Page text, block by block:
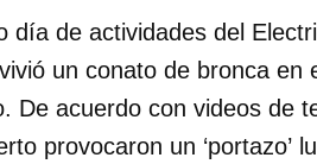
día de actividades del
un conato de bronca en
De acuerdo con videos de
provocaron un ‘portazo’